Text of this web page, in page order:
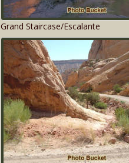
Grand Staircase/Escalante